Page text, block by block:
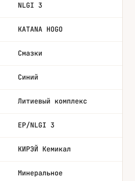
NLGI 3
KATANA HOGO
Смазки
Синий
Литиевый комплекс
EP/NLGI 3
КИРЭЙ Кемикал
Минеральное